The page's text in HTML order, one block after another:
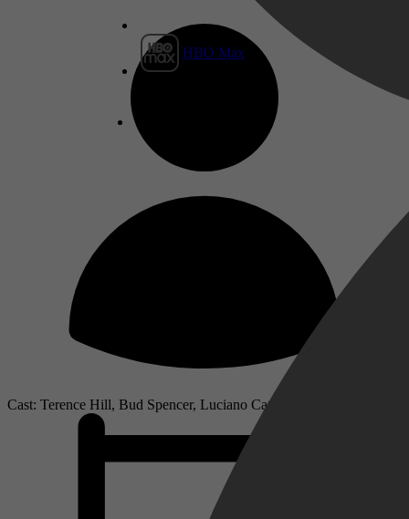
HBO Max
Cast: Terence Hill, Bud Spencer, Luciano Catenacci